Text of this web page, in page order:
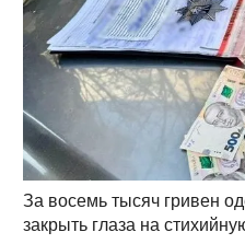
За восемь тысяч гривен
закрыть глаза на